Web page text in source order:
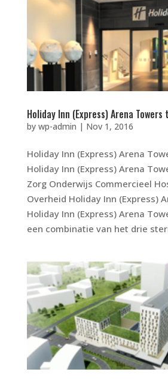
Holiday Inn (Express) Arena
by wp-admin | Nov 1, 2016
Holiday Inn (Express) Arena
Holiday Inn (Express) Arena
Zorg Onderwijs Commercieel
Overheid Holiday Inn (Express)
Holiday Inn (Express) Arena
een combinatie van het drie